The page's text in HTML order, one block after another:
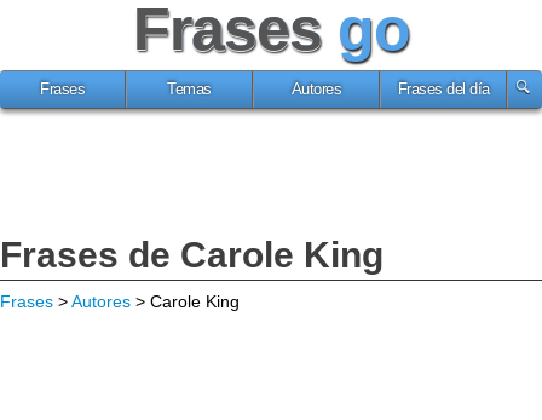
Frases go
Frases Temas Autores Frases del día
Frases de Carole King
Frases >Autores > Carole King